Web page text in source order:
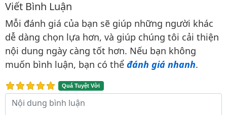
Bình luận & Đánh giá
Viết Bình Luận
Mỗi đánh giá của bạn sẽ giúp những người khác
dễ dàng chọn lựa hơn, và giúp chúng tôi cải thiện
nội dung ngày càng tốt hơn. Nếu bạn không
muốn bình luận, bạn có thể đánh giá nhanh.
Quá Tuyệt Vời
Nội dung bình luận